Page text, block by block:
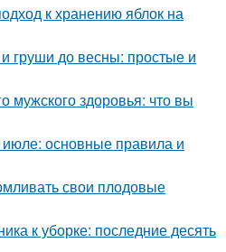
к хранению яблок на
и груши до весны: простые и
мужского здоровья: что вы
основные правила и
свои плодовые
к уборке: последние десять